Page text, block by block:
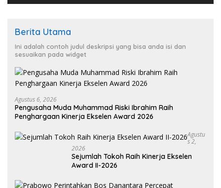
Berita Utama
Ini adalah contoh judul deskripsi yang bisa anda isi dan
sesuaikan pada widget
Agustus 6, 2026
Pengusaha Muda Muhammad Riski Ibrahim Raih
Penghargaan Kinerja Ekselen Award 2026
Agustu
S 2,
2026
Sejumlah Tokoh Raih Kinerja Ekselen
Award II-2026